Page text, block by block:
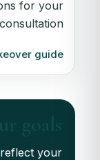
for your
consultation.
guide
your